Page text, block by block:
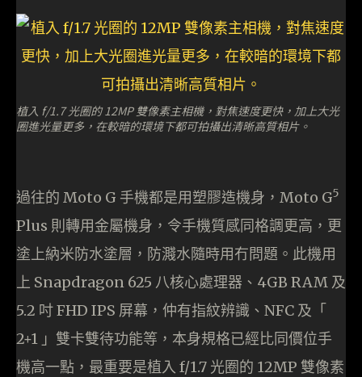
植入 f/1.7 光圈的 12MP 雙像素主相機，對焦速度更快，加上大光
圈進光量更多，在較暗的環境下都可拍攝出清晰高質相片。
過往的 Moto G 手機都是用塑膠造機身，Moto G5
Plus 則轉用金屬機身，令手機質感同格調更高，更
塗上納米防水塗層，防濺水隨時用冇問題。此機用
上 Snapdragon 625 八核心處理器、4GB RAM 及
5.2 吋 FHD IPS 屏幕，仲有指紋辨識、NFC 及「
2+1 」雙卡雙待功能等，本身規格已經比同價位手
機高一點，最重要是植入 f/1.7 光圈的 12MP 雙像素